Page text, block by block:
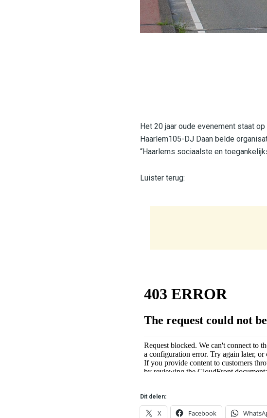
Het 20 jaar oude evenement staat
Haarlem105-DJ Daan belde
“Haarlems sociaalste en
Luister terug:
Dit delen:
X Facebook